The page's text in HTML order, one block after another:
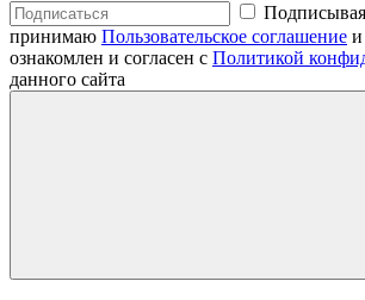
принимаю Пользовательское соглашение и
ознакомлен и согласен с Политикой
данного сайта